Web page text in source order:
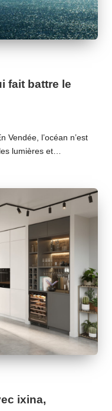
fait battre le
Vendée, l’océan n’est
lumières et…
ixina,